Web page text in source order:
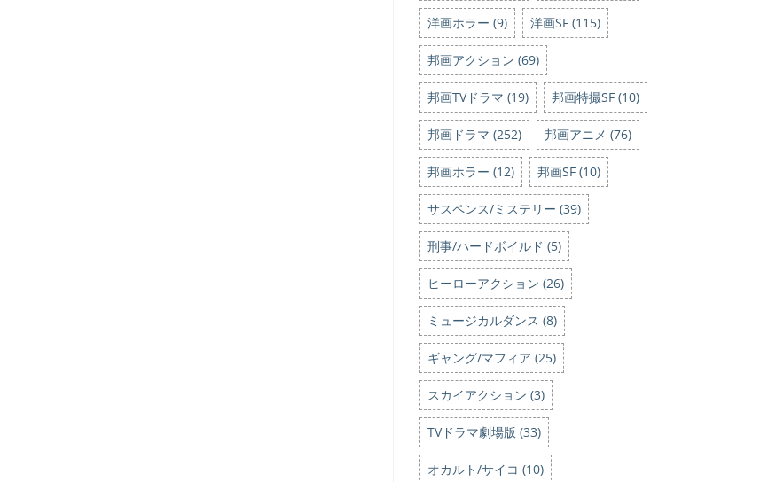
洋画ホラー (9) 洋画SF (115)
邦画アクション (69)
邦画TVドラマ (19) 邦画特撮SF (10)
邦画ドラマ (252) 邦画アニメ (76)
邦画ホラー (12) 邦画SF (10)
サスペンス/ミステリー (39)
刑事/ハードボイルド (5)
ヒーローアクション (26)
ミュージカルダンス (8)
ギャング/マフィア (25)
スカイアクション (3)
TVドラマ劇場版 (33)
オカルト/サイコ (10)